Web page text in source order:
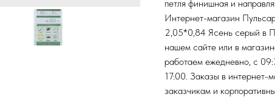
петля финишная и
Интернет-магазин
2,05*0,84 Ясень серый в
нашем сайте или в
работаем ежедневно, с
17:00. Заказы в интернет-
заказчикам и